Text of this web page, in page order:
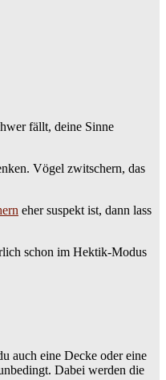
fällt, deine Sinne
Vögel zwitschern, das
eher suspekt ist, dann lass
schon im Hektik-Modus
auch eine Decke oder eine
Dabei werden die